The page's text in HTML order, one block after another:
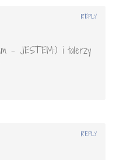
– JESTEM:) i talerzy
REPLY
REPLY